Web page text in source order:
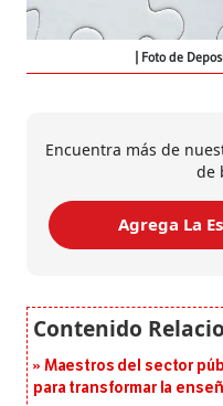
Foto de
Encuentra más de
de
Agrega La
Maestros del sector
para transformar la